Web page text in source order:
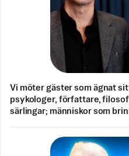
Vi möter gäster som ägnat
psykologer, författare,
särlingar; människor som